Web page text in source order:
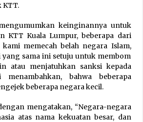
keinginannya untuk
KTT Kuala Lumpur, beberapa dari
memecah belah negara Islam,
sama ini setuju untuk membom
atau menjatuhkan sanksi kepada
menambahkan, bahwa beberapa
beberapa negara kecil.
mengatakan, “Negara-negara
atas nama kekuatan besar, dan